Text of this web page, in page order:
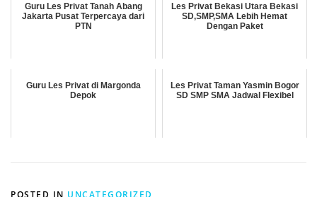
Guru Les Privat Tanah Abang
Jakarta Pusat Terpercaya dari
PTN
Les Privat Bekasi Utara Bekasi
SD,SMP,SMA Lebih Hemat
Dengan Paket
Guru Les Privat di Margonda
Depok
Les Privat Taman Yasmin Bogor
SD SMP SMA Jadwal Flexibel
POSTED IN UNCATEGORIZED